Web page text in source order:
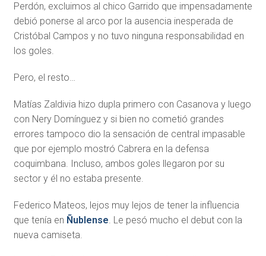
Perdón, excluimos al chico Garrido que impensadamente
debió ponerse al arco por la ausencia inesperada de
Cristóbal Campos y no tuvo ninguna responsabilidad en
los goles.
Pero, el resto…
Matías Zaldivia hizo dupla primero con Casanova y luego
con Nery Domínguez y si bien no cometió grandes
errores tampoco dio la sensación de central impasable
que por ejemplo mostró Cabrera en la defensa
coquimbana. Incluso, ambos goles llegaron por su
sector y él no estaba presente.
Federico Mateos, lejos muy lejos de tener la influencia
que tenía en Ñublense. Le pesó mucho el debut con la
nueva camiseta.